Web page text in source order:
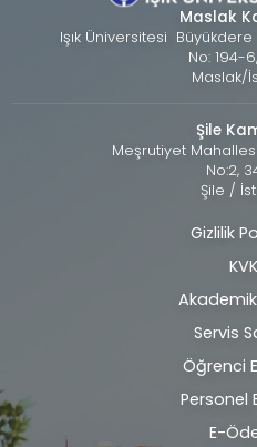
Maslak
Işık Üniversitesi Büyükdere
No: 194-
Maslak/
Şile
Meşrutiyet
No:2,
Şile /
Gizlilik
Servis
Öğrenci
Personel
E-